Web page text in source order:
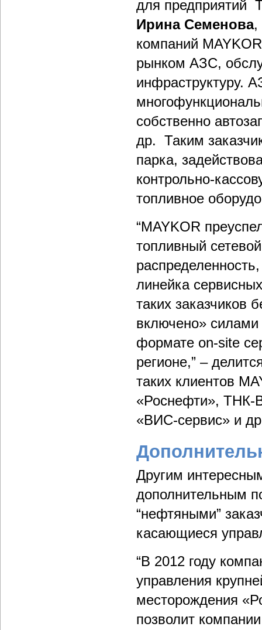
для предприятий
Ирина Семенова,
компаний
рынком АЗС,
инфраструктуру.
собственно
др. Таким
парка,
контрольно-
топливное
“MAYKOR
топливный
линейка
таких заказчиков
включено»
формате on-site
регионе,” –
таких клиентов
«Роснефти», ТНК-
«ВИС-сервис» и
Другим
дополнительным
“нефтяными”
касающиеся
“В 2012 году
управления
месторождения
позволит